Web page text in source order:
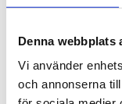
Denna webbplats
Vi använder
och annonserna
THULE FLUSH RAIL
4-PACK 710600